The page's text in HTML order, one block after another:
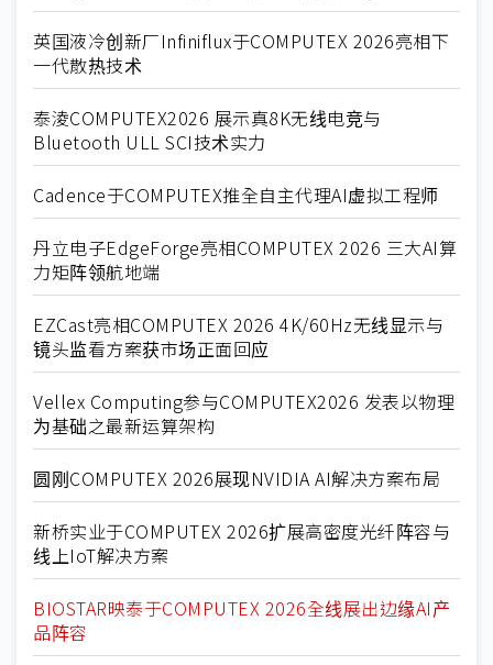
英国液冷创新厂Infiniflux于COMPUTEX 2026亮相下
一代散热技术
泰淩COMPUTEX2026 展示真8K无线电竞与
Bluetooth ULL SCI技术实力
Cadence于COMPUTEX推全自主代理AI虚拟工程师
丹立电子EdgeForge亮相COMPUTEX 2026 三大AI算
力矩阵领航地端
EZCast亮相COMPUTEX 2026 4K/60Hz无线显示与
镜头监看方案获市场正面回应
Vellex Computing参与COMPUTEX2026 发表以物理
为基础之最新运算架构
圆刚COMPUTEX 2026展现NVIDIA AI解决方案布局
新桥实业于COMPUTEX 2026扩展高密度光纤阵容与
线上IoT解决方案
BIOSTAR映泰于COMPUTEX 2026全线展出边缘AI产
品阵容